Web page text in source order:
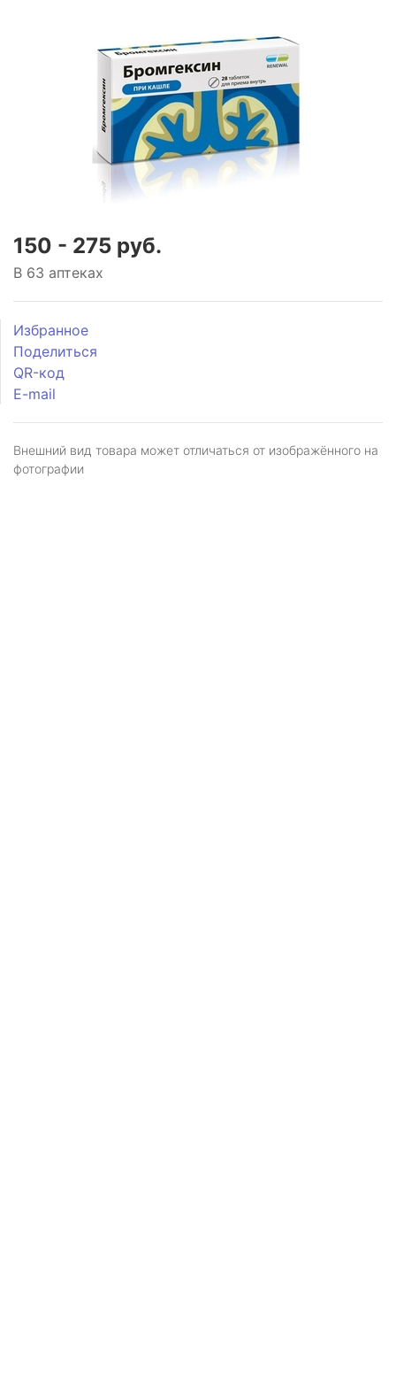
150 - 275 руб.
В 63 аптеках
Избранное
Поделиться
QR-код
E-mail
Внешний вид товара может отличаться от изображённого на
фотографии